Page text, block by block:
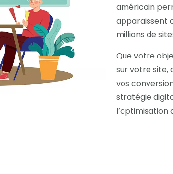
américain
apparaissent
millions de
Que votre
sur votre site,
vos
stratégie